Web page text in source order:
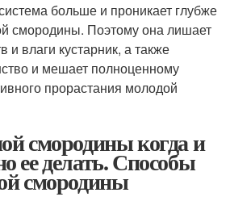
больше и проникает глубже
смородины. Поэтому она лишает
и влаги кустарник, а также
и мешает полноценному
прорастания молодой
смородины когда и
ее делать. Способы
смородины